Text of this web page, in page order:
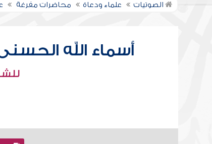
الصوتيات علماء ودعاة محاضرات مفرغة
أسماء الله